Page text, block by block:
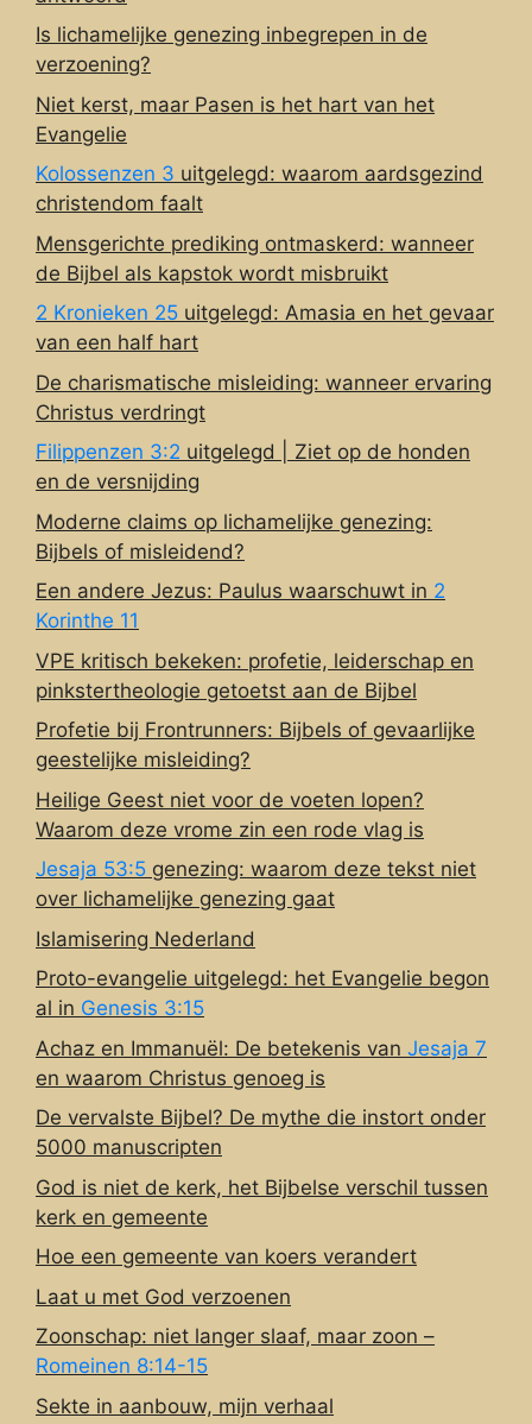
Is lichamelijke genezing inbegrepen in de
verzoening?
Niet kerst, maar Pasen is het hart van het
Evangelie
Kolossenzen 3 uitgelegd: waarom aardsgezind
christendom faalt
Mensgerichte prediking ontmaskerd: wanneer
de Bijbel als kapstok wordt misbruikt
2 Kronieken 25 uitgelegd: Amasia en het gevaar
van een half hart
De charismatische misleiding: wanneer ervaring
Christus verdringt
Filippenzen 3:2 uitgelegd | Ziet op de honden
en de versnijding
Moderne claims op lichamelijke genezing:
Bijbels of misleidend?
Een andere Jezus: Paulus waarschuwt in 2
Korinthe 11
VPE kritisch bekeken: profetie, leiderschap en
pinkstertheologie getoetst aan de Bijbel
Profetie bij Frontrunners: Bijbels of gevaarlijke
geestelijke misleiding?
Heilige Geest niet voor de voeten lopen?
Waarom deze vrome zin een rode vlag is
Jesaja 53:5 genezing: waarom deze tekst niet
over lichamelijke genezing gaat
Islamisering Nederland
Proto-evangelie uitgelegd: het Evangelie begon
al in Genesis 3:15
Achaz en Immanuël: De betekenis van Jesaja 7
en waarom Christus genoeg is
De vervalste Bijbel? De mythe die instort onder
5000 manuscripten
God is niet de kerk, het Bijbelse verschil tussen
kerk en gemeente
Hoe een gemeente van koers verandert
Laat u met God verzoenen
Zoonschap: niet langer slaaf, maar zoon –
Romeinen 8:14-15
Sekte in aanbouw, mijn verhaal